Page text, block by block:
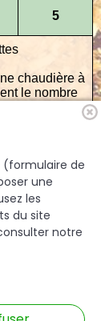
5
chaudière à
le nombre
qui sont
(formulaire de
une
les
du site
notre